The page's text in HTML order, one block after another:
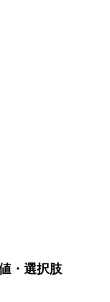
・選択肢